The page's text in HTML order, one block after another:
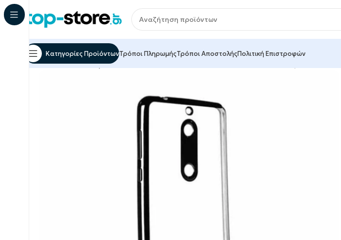
Κατηγορίες ΠροϊόντωνΤρόποι ΠληρωμήςΤρόποι ΑποστολήςΠολιτική Επιστροφών
Αρχική σελίδα Αξεσουάρ Κινητών & Tablet